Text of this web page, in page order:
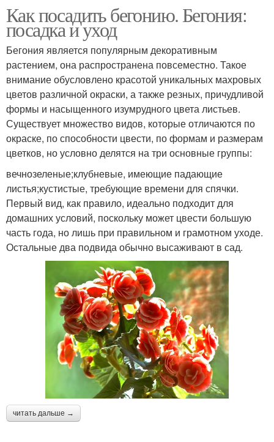
Как посадить бегонию. Бегония:
посадка и уход
Бегония является популярным декоративным
растением, она распространена повсеместно. Такое
внимание обусловлено красотой уникальных махровых
цветов различной окраски, а также резных, причудливой
формы и насыщенного изумрудного цвета листьев.
Существует множество видов, которые отличаются по
окраске, по способности цвести, по формам и размерам
цветков, но условно делятся на три основные группы:
вечнозеленые;клубневые, имеющие падающие
листья;кустистые, требующие времени для спячки.
Первый вид, как правило, идеально подходит для
домашних условий, поскольку может цвести большую
часть года, но лишь при правильном и грамотном уходе.
Остальные два подвида обычно высаживают в сад.
читать дальше →